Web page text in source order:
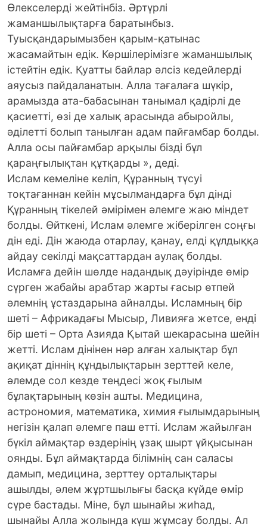
Өлекселерді жейтінбіз. Әртүрлі
жаманшылықтарға баратынбыз.
Туысқандарымызбен қарым-қатынас
жасамайтын едік. Көршілерімізге жаманшылық
істейтін едік. Қуатты байлар әлсіз кедейлерді
аяусыз пайдаланатын. Алла тағалаға шүкір,
арамызда ата-бабасынан танымал қадірлі де
қасиетті, өзі де халық арасында абыройлы,
әділетті болып танылған адам пайғамбар болды.
Алла осы пайғамбар арқылы бізді бұл
қараңғылықтан құтқарды », деді.
Ислам кемеліне келіп, Құранның түсуі
тоқтағаннан кейін мұсылмандарға бұл дінді
Құранның тікелей әмірімен әлемге жаю міндет
болды. Өйткені, Ислам әлемге жіберілген соңғы
дін еді. Дін жаюда отарлау, қанау, елді құлдыққа
айдау секілді мақсаттардан аулақ болды.
Исламға дейін шөлде надандық дәуірінде өмір
сүрген жабайы арабтар жарты ғасыр өтпей
әлемнің ұстаздарына айналды. Исламның бір
шеті – Африкадағы Мысыр, Ливияға жетсе, енді
бір шеті – Орта Азияда Қытай шекарасына шейін
жетті. Ислам дінінен нәр алған халықтар бұл
ақиқат діннің құндылықтарын зерттей келе,
әлемде сол кезде теңдесі жоқ ғылым
бұлақтарының көзін ашты. Медицина,
астрономия, математика, химия ғылымдарының
негізін қалап әлемге паш етті. Ислам жайылған
бүкіл аймақтар өздерінің ұзақ шырт ұйқысынан
оянды. Бұл аймақтарда білімнің сан саласы
дамып, медицина, зерттеу орталықтары
ашылды, әлем жұртшылығы басқа күйде өмір
сүре бастады. Міне, бұл шынайы жиһад,
шынайы Алла жолында күш жұмсау болды. Ал